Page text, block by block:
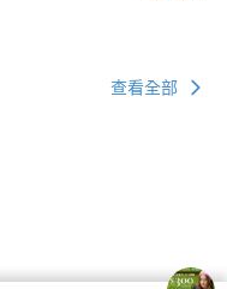
查看全部